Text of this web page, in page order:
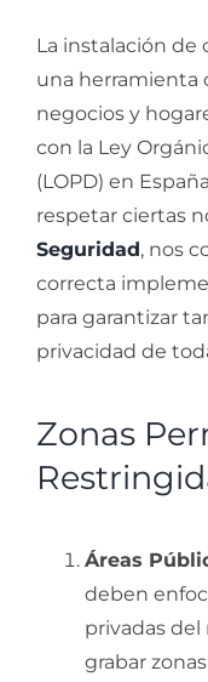
La instalación de
una herramienta
negocios y
con la Ley
(LOPD) en
respetar ciertas
Seguridad, nos
correcta
para garantizar
privacidad de
Zonas
Áreas
deben
privadas
grabar